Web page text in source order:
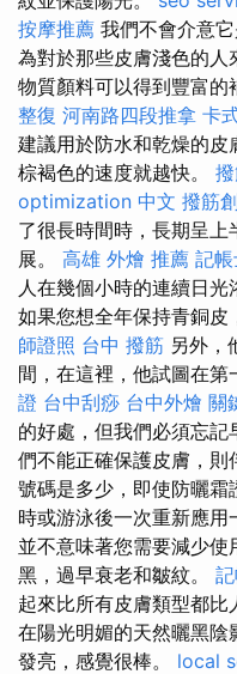
按摩推薦 我們不會介意
為對於那些皮膚淺色的
物質顏料可以得到豐富的
整復 河南路四段推拿 卡
建議用於防水和乾燥的皮
棕褐色的速度就越快。
optimization 中文 撥筋
了很長時間時，長期呈
展。 高雄 外燴 推薦 記
人在幾個小時的連續日光
如果您想全年保持青銅皮
師證照 台中 撥筋 另外，
間，在這裡，他試圖在第
證 台中刮痧 台中外燴 關
的好處，但我們必須忘
們不能正確保護皮膚，則
號碼是多少，即使防曬
時或游泳後一次重新應用
並不意味著您需要減少
黑，過早衰老和皺紋。
起來比所有皮膚類型都比
在陽光明媚的天然曬黑陰
發亮，感覺很棒。 local